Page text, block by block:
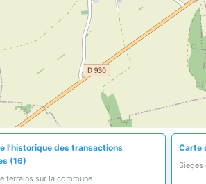
l'historique des transactions
(16)
terrains sur la commune
Carte
Sieges